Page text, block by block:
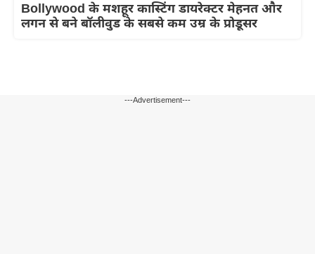
Bollywood के मशहूर कास्टिंग डायरेक्टर मेहनत और
लगन से बने बॉलीवुड के सबसे कम उम्र के प्रोडूसर
---Advertisement---